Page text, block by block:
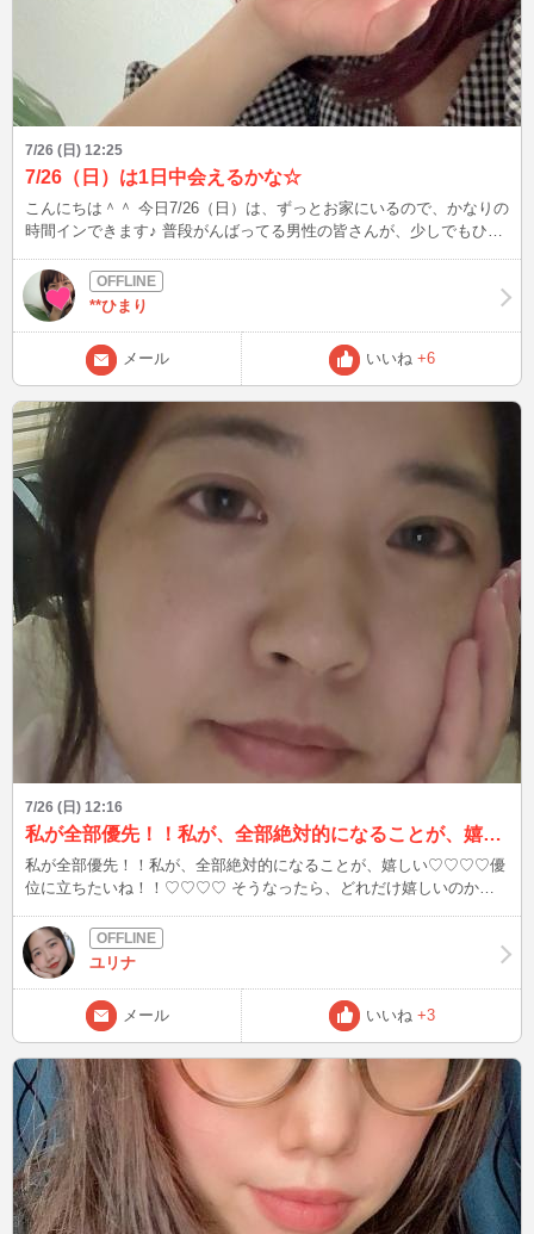
7/26 (日) 12:25
7/26（日）は1日中会えるかな☆
こんにちは＾＾ 今日7/26（日）は、ずっとお家にいるので、かなりの
時間インできます♪ 普段がんばってる男性の皆さんが、少しでもひま
とお話ししたいので、メッセージをくれた方を優先させていただきま
す。 チャット中はメール見れないかもだけど、スタンバイ中はメー
ルで呼び出してくださいね♪
**ひまり
メール いいね +6
7/26 (日) 12:16
私が全部優先！！私が、全部絶対的になることが、嬉しい♡♡♡♡優位に立ちたいね！！♡♡♡♡
私が全部優先！！私が、全部絶対的になることが、嬉しい♡♡♡♡優
位に立ちたいね！！♡♡♡♡ そうなったら、どれだけ嬉しいのか
ユリナ
メール いいね +3